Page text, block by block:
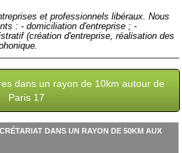
et professionnels libéraux. Nous
: - domiciliation d'entreprise ; -
(création d'entreprise, réalisation des
dans un rayon de 10km autour de
Paris 17
DANS UN RAYON DE 50KM AUX